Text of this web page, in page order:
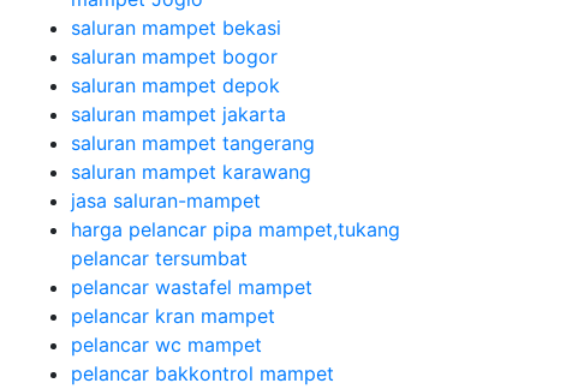
saluran mampet bekasi
saluran mampet bogor
saluran mampet depok
saluran mampet jakarta
saluran mampet tangerang
saluran mampet karawang
jasa saluran-mampet
harga pelancar pipa mampet,tukang
pelancar tersumbat
pelancar wastafel mampet
pelancar kran mampet
pelancar wc mampet
pelancar bakkontrol mampet